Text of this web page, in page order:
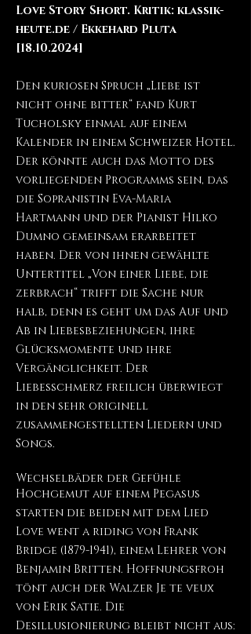
​Love Story Short. Kritik: klassik-
heute.de / Ekkehard Pluta
[18.10.2024]
Den kuriosen Spruch „Liebe ist
nicht ohne bitter“ fand Kurt
Tucholsky einmal auf einem
Kalender in einem Schweizer Hotel.
Der könnte auch das Motto des
vorliegenden Programms sein, das
die Sopranistin Eva-Maria
Hartmann und der Pianist Hilko
Dumno gemeinsam erarbeitet
haben. Der von ihnen gewählte
Untertitel „Von einer Liebe, die
zerbrach“ trifft die Sache nur
halb, denn es geht um das Auf und
Ab in Liebesbeziehungen, ihre
Glücksmomente und ihre
Vergänglichkeit. Der
Liebesschmerz freilich überwiegt
in den sehr originell
zusammengestellten Liedern und
Songs.
Wechselbäder der Gefühle
Hochgemut auf einem Pegasus
starten die beiden mit dem Lied
Love went a riding von Frank
Bridge (1879-1941), einem Lehrer von
Benjamin Britten. Hoffnungsfroh
tönt auch der Walzer Je te veux
von Erik Satie. Die
Desillusionierung bleibt nicht aus: